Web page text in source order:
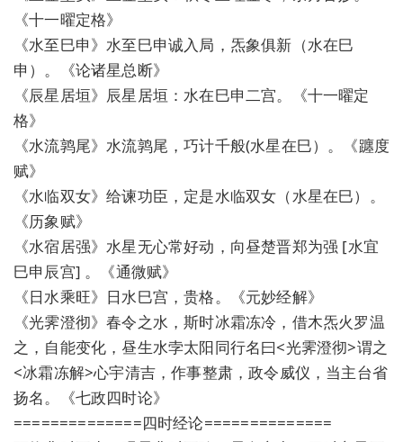
《十一曜定格》
《水至巳申》水至巳申诚入局，炁象俱新（水在巳
申）。《论诸星总断》
《辰星居垣》辰星居垣：水在巳申二宫。《十一曜定
格》
《水流鹑尾》水流鹑尾，巧计千般(水星在巳）。《躔度
赋》
《水临双女》给谏功臣，定是水临双女（水星在巳）。
《历象赋》
《水宿居强》水星无心常好动，向昼楚晋郑为强 [水宜
巳申辰宫] 。《通微赋》
《日水乘旺》日水巳宫，贵格。《元妙经解》
《光霁澄彻》春令之水，斯时冰霜冻冷，借木炁火罗温
之，自能变化，昼生水孛太阳同行名曰<光霁澄彻>谓之
<冰霜冻解>心宇清吉，作事整肃，政令威仪，当主台省
扬名。《七政四时论》
==============四时经论==============